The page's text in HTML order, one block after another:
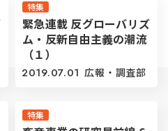
特集
緊急連載 反グローバリズ
ム・反新自由主義の潮流
（１）
2019.07.01 広報・調査部
特集